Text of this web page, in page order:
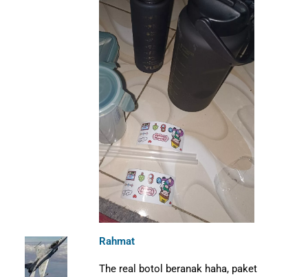
Rahmat
The real botol beranak haha, paket